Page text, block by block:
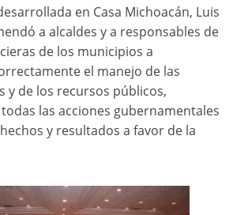
en Casa Michoacán, Luis
a alcaldes y a responsables de
de los municipios a
el manejo de las
y de los recursos públicos,
las acciones gubernamentales
y resultados a favor de la